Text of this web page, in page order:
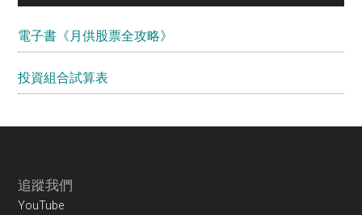
電子書《月供股票全攻略》
投資組合試算表
Footer
追蹤我們
YouTube